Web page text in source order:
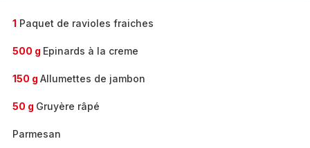
1 Paquet de ravioles fraiches
500 g Epinards à la creme
150 g Allumettes de jambon
50 g Gruyère râpé
Parmesan